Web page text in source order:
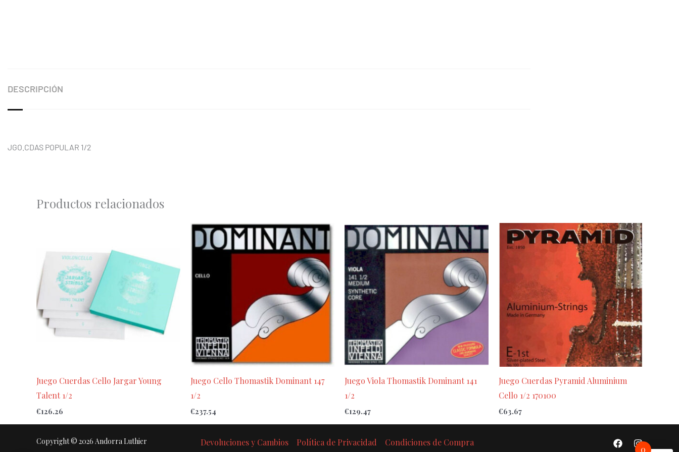
DESCRIPCIÓN
JGO.CDAS POPULAR 1/2
Productos relacionados
Juego Cuerdas Cello Jargar Young
Talent 1/2
€126.26
Juego Cello Thomastik Dominant 147
1/2
€237.54
Juego Viola Thomastik Dominant 141
1/2
€129.47
Juego Cuerdas Pyramid Aluminium
Cello 1/2 170100
€63.67
Copyright © 2026 Andorra Luthier Devoluciones y Cambios Política de Privacidad Condiciones de Compra
0